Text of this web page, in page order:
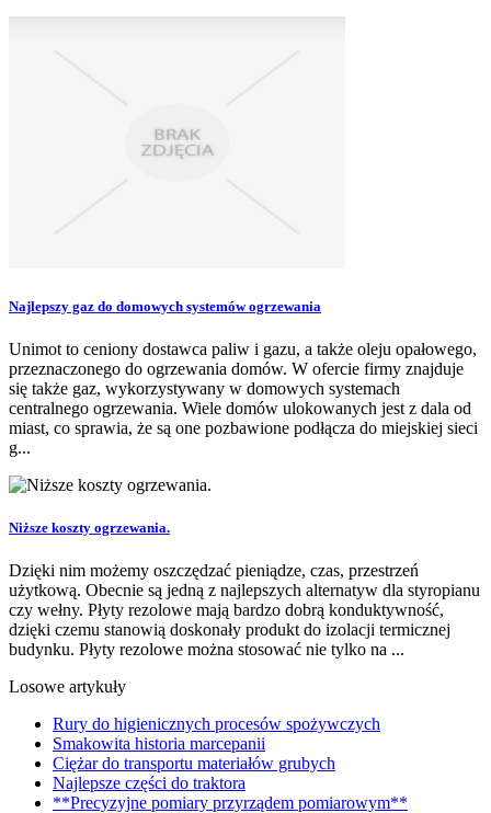
Najlepszy gaz do domowych systemów ogrzewania
Unimot to ceniony dostawca paliw i gazu, a także oleju opałowego,
przeznaczonego do ogrzewania domów. W ofercie firmy znajduje
się także gaz, wykorzystywany w domowych systemach
centralnego ogrzewania. Wiele domów ulokowanych jest z dala od
miast, co sprawia, że są one pozbawione podłącza do miejskiej sieci
g...
Niższe koszty ogrzewania.
Dzięki nim możemy oszczędzać pieniądze, czas, przestrzeń
użytkową. Obecnie są jedną z najlepszych alternatyw dla styropianu
czy wełny. Płyty rezolowe mają bardzo dobrą konduktywność,
dzięki czemu stanowią doskonały produkt do izolacji termicznej
budynku. Płyty rezolowe można stosować nie tylko na ...
Losowe artykuły
Rury do higienicznych procesów spożywczych
Smakowita historia marcepanii
Ciężar do transportu materiałów grubych
Najlepsze części do traktora
**Precyzyjne pomiary przyrządem pomiarowym**